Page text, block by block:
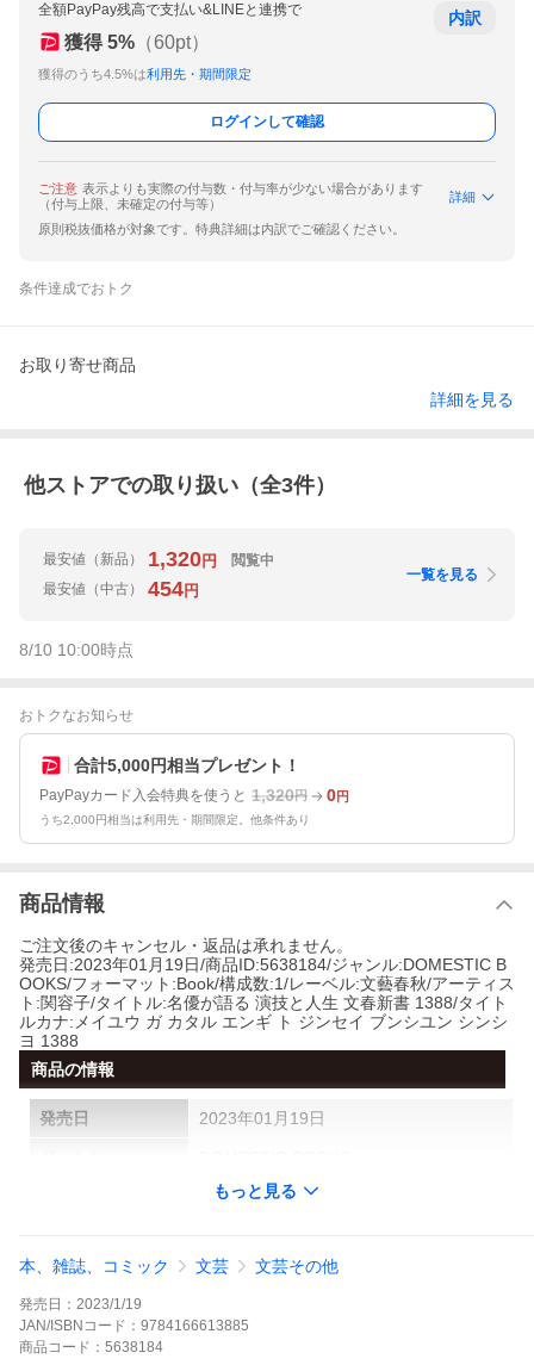
全額PayPay残高で支払い&LINEと連携で
獲得 5% （60pt）
獲得のうち4.5%は利用先・期間限定
内訳
ログインして確認
ご注意 表示よりも実際の付与数・付与率が少ない場合があります
（付与上限、未確定の付与等）
詳細
原則税抜価格が対象です。特典詳細は内訳でご確認ください。
条件達成でおトク
お取り寄せ商品
詳細を見る
他ストアでの取り扱い（全3件）
最安値 （新品） 1,320円
閲覧中
最安値 （中古） 454円
一覧を見る
8/10 10:00時点
おトクなお知らせ
合計5,000円相当プレゼント！
PayPayカード入会特典を使うと 1,320円 0円
うち2,000円相当は利用先・期間限定。他条件あり
商品情報
ご注文後のキャンセル・返品は承れません。
発売日:2023年01月19日/商品ID:5638184/ジャンル:DOMESTIC B
OOKS/フォーマット:Book/構成数:1/レーベル:文藝春秋/アーティス
ト:関容子/タイトル:名優が語る 演技と人生 文春新書 1388/タイト
ルカナ:メイユウ ガ カタル エンギ ト ジンセイ ブンシユン シンシ
ヨ 1388
商品の情報
発売日 2023年01月19日
Book
製造国 国内盤
レーベル 文藝春秋
SKU
もっと見る
本、雑誌、コミック 文芸 文芸その他
発売日： 2023/1/19
JAN/ISBNコード： 9784166613885
商品 コード： 5638184